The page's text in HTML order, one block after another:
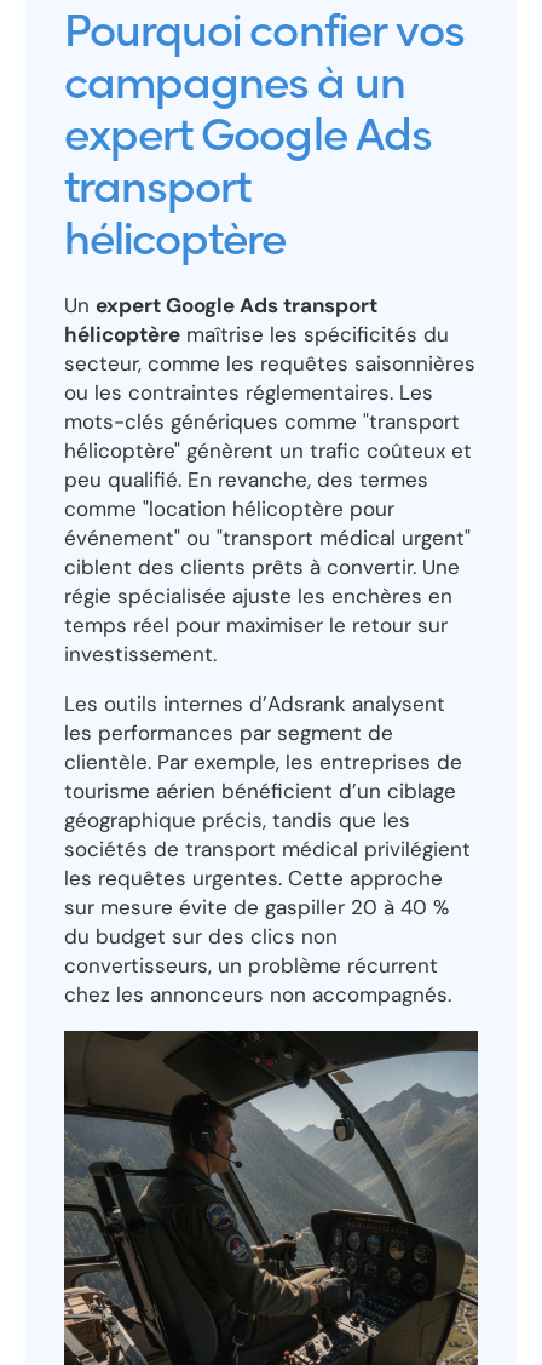
Pourquoi confier vos
campagnes à un
expert Google Ads
transport
hélicoptère
Un expert Google Ads transport
hélicoptère maîtrise les spécificités du
secteur, comme les requêtes saisonnières
ou les contraintes réglementaires. Les
mots-clés génériques comme "transport
hélicoptère" génèrent un trafic coûteux et
peu qualifié. En revanche, des termes
comme "location hélicoptère pour
événement" ou "transport médical urgent"
ciblent des clients prêts à convertir. Une
régie spécialisée ajuste les enchères en
temps réel pour maximiser le retour sur
investissement.
Les outils internes d’Adsrank analysent
les performances par segment de
clientèle. Par exemple, les entreprises de
tourisme aérien bénéficient d’un ciblage
géographique précis, tandis que les
sociétés de transport médical privilégient
les requêtes urgentes. Cette approche
sur mesure évite de gaspiller 20 à 40 %
du budget sur des clics non
convertisseurs, un problème récurrent
chez les annonceurs non accompagnés.